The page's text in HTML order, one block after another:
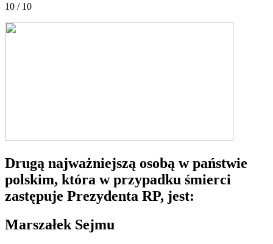
10 / 10
Drugą najważniejszą osobą w państwie
polskim, która w przypadku śmierci
zastępuje Prezydenta RP, jest:
Marszałek Sejmu